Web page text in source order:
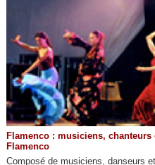
Flamenco : musiciens, chanteurs
Flamenco
Composé de musiciens, danseurs